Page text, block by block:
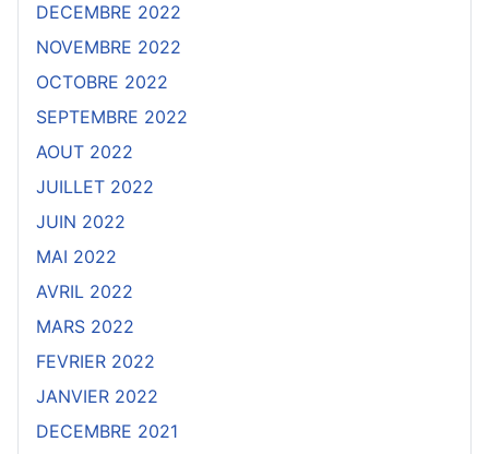
DECEMBRE 2022
NOVEMBRE 2022
OCTOBRE 2022
SEPTEMBRE 2022
AOUT 2022
JUILLET 2022
JUIN 2022
MAI 2022
AVRIL 2022
MARS 2022
FEVRIER 2022
JANVIER 2022
DECEMBRE 2021